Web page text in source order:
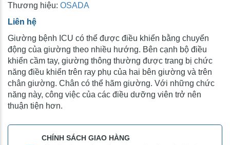
Thương hiệu: OSADA
Liên hệ
Giường bệnh ICU có thể được điều khiển bằng chuyển
động của giường theo nhiều hướng. Bên cạnh bộ điều
khiển cầm tay, giường thông thường được trang bị chức
năng điều khiển trên ray phụ của hai bên giường và trên
chân giường. Chân có thể hãm giường. Với những chức
năng này, công việc của các điều dưỡng viên trở nên
thuận tiện hơn.
CHÍNH SÁCH GIAO HÀNG